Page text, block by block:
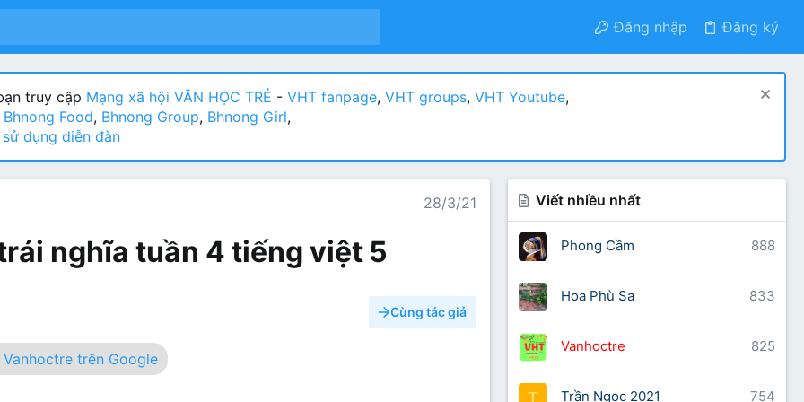
Đăng nhập Đăng ký
truy cập Mạng xã hội VĂN HỌC TRẺ - VHT fanpage, VHT groups, VHT Youtube,
Bhnong Food, Bhnong Group, Bhnong Girl,
sử dụng diễn đàn
28/3/21
nghĩa tuần 4 tiếng việt 5
Cùng tác giả
Vanhoctre trên Google
Viết nhiều nhất
888
Phong Cầm
833
Hoa Phù Sa
825
Vanhoctre
T 754
Trần Ngọc 2021